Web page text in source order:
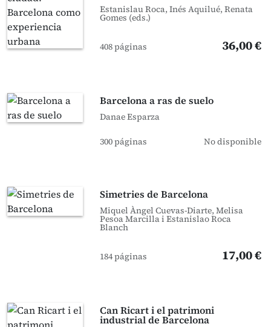
Estanislau Roca, Inés Aquilué, Renata
Gomes (eds.)
408 páginas 36,00 €
Barcelona a ras de suelo
Danae Esparza
300 páginas No disponible
Simetries de Barcelona
Miquel Àngel Cuevas-Diarte, Melisa
Pesoa Marcilla i Estanislao Roca
Blanch
184 páginas 17,00 €
Can Ricart i el patrimoni
industrial de Barcelona